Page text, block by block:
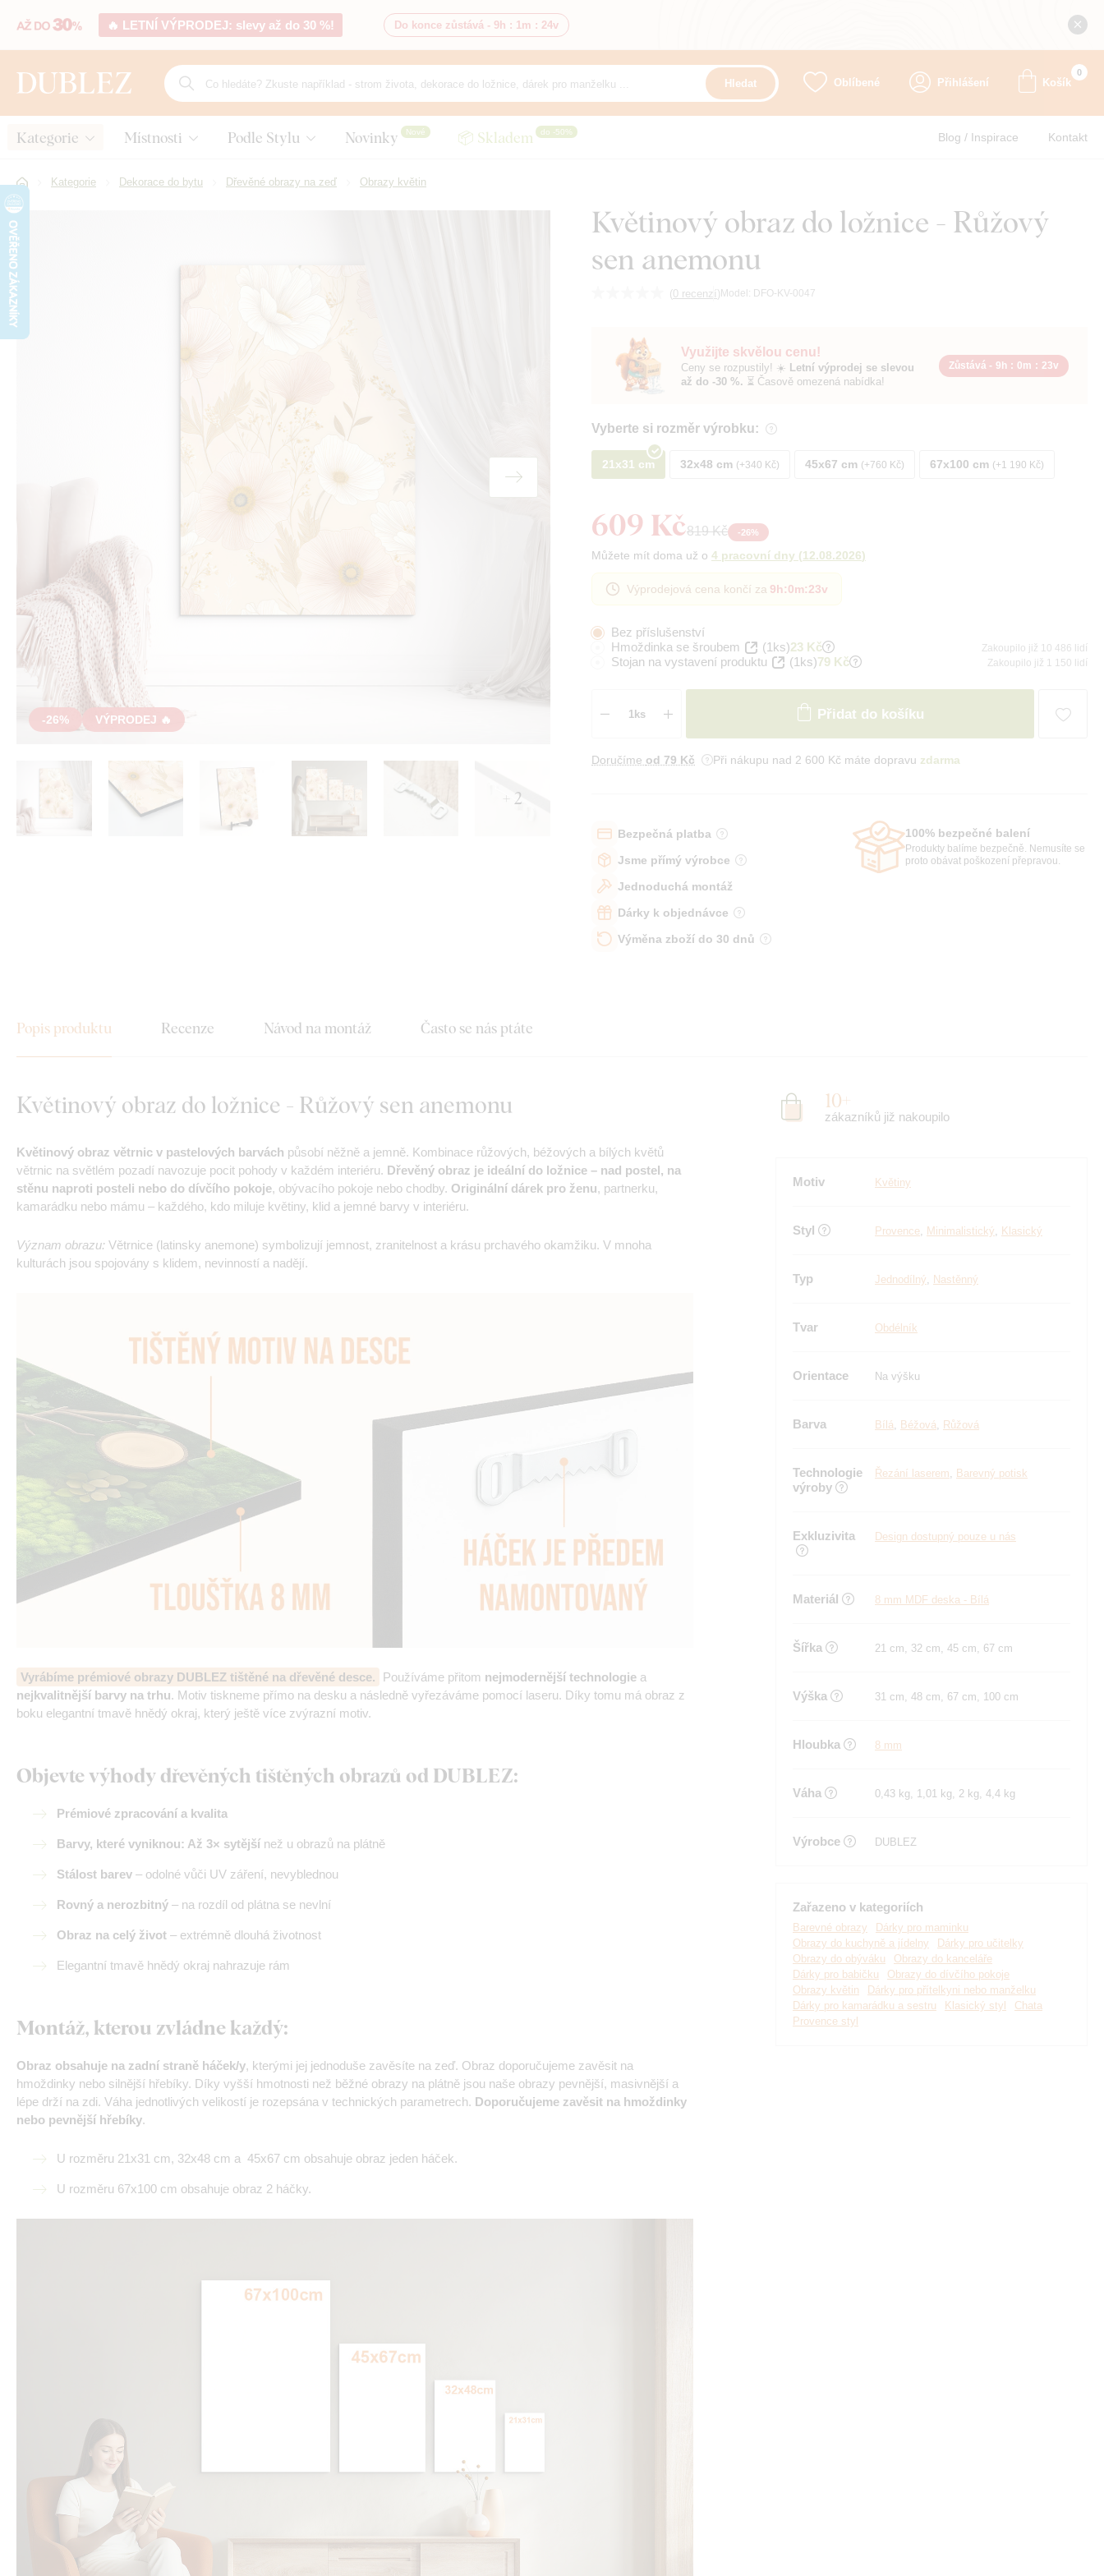
🔥 LETNÍ VÝPRODEJ: slevy až do 30 %! Do konce zůstává - 9h : 1m : 22v
Hledat Oblíbené Přihlášení Košík
0
Kategorie Místnosti Podle Stylu Novinky Nové 📦 Skladem do -50% Blog / Inspirace Kontakt
Kategorie Dekorace do bytu Dřevěné obrazy na zeď Obrazy květin
Květinový obraz do ložnice - Růžový
sen anemonu
(0 recenzí) Model: DFO-KV-0047
-26% VÝPRODEJ 🔥
+ 2
Využijte skvělou cenu!
Ceny se rozpustily! ☀️ Letní výprodej se slevou
až do -30 %. ⏳ Časově omezená nabídka!
Zůstává - 9h : 0m : 22v
Vyberte si rozměr výrobku:
21x31 cm 32x48 cm +340 Kč 45x67 cm +760 Kč 67x100 cm +1 190 Kč
609 Kč819 Kč -26%
Můžete mít doma už o 4 pracovní dny (12.08.2026)
Výprodejová cena končí za 9h:0m:22v
Bez příslušenství
Hmoždinka se šroubem
(1ks)23 Kč Zakoupilo již 10 486 lidí
Stojan na vystavení produktu (1ks)79 Kč Zakoupilo již 1 150 lidí
Přidat do košíku
Doručíme od 79 Kč Při nákupu nad 2 600 Kč máte dopravu zdarma
Bezpečná platba
Jsme přímý výrobce
Jednoduchá montáž
Dárky k objednávce
Výměna zboží do 30 dnů
100% bezpečné balení
Produkty balíme bezpečně. Nemusíte se
proto obávat poškození přepravou.
Popis produktu Recenze Návod na montáž Často se nás ptáte
Květinový obraz do ložnice - Růžový sen anemonu
Květinový obraz větrnic v pastelových barvách působí něžně a jemně. Kombinace růžových, béžových a bílých květů
větrnic na světlém pozadí navozuje pocit pohody v každém interiéru. Dřevěný obraz je ideální do ložnice – nad postel, na
stěnu naproti posteli nebo do dívčího pokoje, obývacího pokoje nebo chodby. Originální dárek pro ženu, partnerku,
kamarádku nebo mámu – každého, kdo miluje květiny, klid a jemné barvy v interiéru.
Význam obrazu: Větrnice (latinsky anemone) symbolizují jemnost, zranitelnost a krásu prchavého okamžiku. V mnoha
kulturách jsou spojovány s klidem, nevinností a nadějí.
Vyrábíme prémiové obrazy DUBLEZ tištěné na dřevěné desce. Používáme přitom nejmodernější technologie a
nejkvalitnější barvy na trhu. Motiv tiskneme přímo na desku a následně vyřezáváme pomocí laseru. Díky tomu má obraz z
boku elegantní tmavě hnědý okraj, který ještě více zvýrazní motiv.
Objevte výhody dřevěných tištěných obrazů od DUBLEZ:
Prémiové zpracování a kvalita
Barvy, které vyniknou: Až 3× sytější než u obrazů na plátně
Stálost barev – odolné vůči UV záření, nevyblednou
Rovný a nerozbitný – na rozdíl od plátna se nevlní
Obraz na celý život – extrémně dlouhá životnost
Elegantní tmavě hnědý okraj nahrazuje rám
Montáž, kterou zvládne každý:
Obraz obsahuje na zadní straně háček/y, kterými jej jednoduše zavěsíte na zeď. Obraz doporučujeme zavěsit na
hmoždinky nebo silnější hřebíky. Díky vyšší hmotnosti než běžné obrazy na plátně jsou naše obrazy pevnější, masivnější a
lépe drží na zdi. Váha jednotlivých velikostí je rozepsána v technických parametrech. Doporučujeme zavěsit na hmoždinky
nebo pevnější hřebíky.
U rozměru 21x31 cm, 32x48 cm a 45x67 cm obsahuje obraz jeden háček.
U rozměru 67x100 cm obsahuje obraz 2 háčky.
10+
zákazníků již nakoupilo
Motiv Květiny
Styl Provence, Minimalistický, Klasický
Typ Jednodílný, Nastěnný
Tvar Obdélník
Orientace Na výšku
Barva Bílá, Béžová, Růžová
Technologie
výroby
Řezání laserem, Barevný potisk
Exkluzivita Design dostupný pouze u nás
Materiál 8 mm MDF deska - Bílá
Šířka 21 cm, 32 cm, 45 cm, 67 cm
Výška 31 cm, 48 cm, 67 cm, 100 cm
Hloubka 8 mm
Váha 0,43 kg, 1,01 kg, 2 kg, 4,4 kg
Výrobce DUBLEZ
Zařazeno v kategoriích
Barevné obrazy
Dárky pro maminku
Obrazy do kuchyně a jídelny
Dárky pro učitelky
Obrazy do obýváku
Obrazy do kanceláře
Dárky pro babičku
Obrazy do dívčího pokoje
Obrazy květin
Dárky pro přítelkyni nebo manželku
Dárky pro kamarádku a sestru
Klasický styl
Chata
Provence styl